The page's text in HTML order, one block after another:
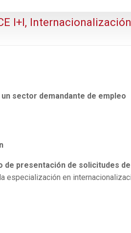
I+I,
sector demandante de empleo
de presentación de solicitudes
especialización en